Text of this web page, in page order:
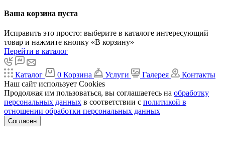
Ваша корзина пуста
Исправить это просто: выберите в каталоге интересующий
товар и нажмите кнопку «В корзину»
Перейти в каталог
Каталог 0 Корзина Услуги Галерея
Контакты
Наш сайт использует Cookies
Продолжая им пользоваться, вы соглашаетесь на обработку
персональных данных в соответствии с политикой в
отношении обработки персональных данных
Согласен